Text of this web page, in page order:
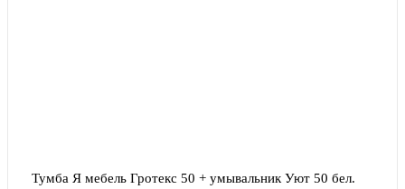
Тумба Я мебель Гротекс 50 + умывальник Уют 50 бел.